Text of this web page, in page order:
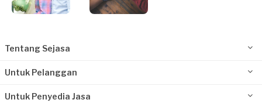
Tentang Sejasa
Untuk Pelanggan
Untuk Penyedia Jasa